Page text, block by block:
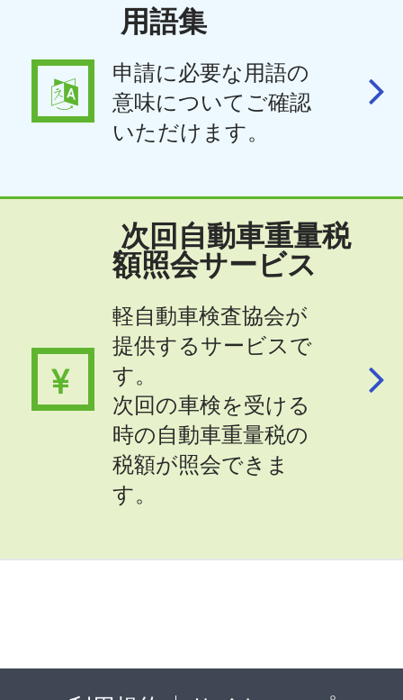
用語集
申請に必要な用語の
意味についてご確認
いただけます。
次回自動車重量税
額照会サービス
軽自動車検査協会が
提供するサービスで
す。
次回の車検を受ける
時の自動車重量税の
税額が照会できま
す。